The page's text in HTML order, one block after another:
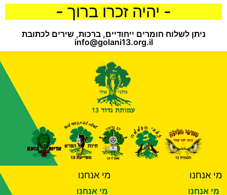
- יהיה זכרו ברוך -
ניתן לשלוח חומרים ייחודיים, ברכות, שירים לכתובת
info@golani13.org.il
מי אנחנו
מי אנחנו
מי אנחנו
מי אנחנו